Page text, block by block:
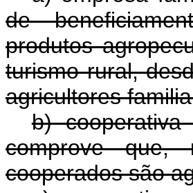
de
produtos
turismo rural,
agricultores
b)
comprove
cooperados são